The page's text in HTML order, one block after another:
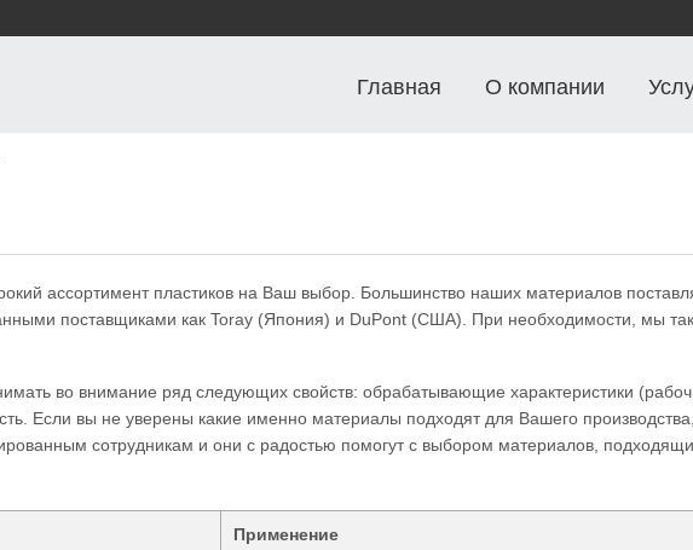
Главная О компании
ассортимент пластиков на Ваш выбор. Большинство наших материалов
поставщиками как Toray (Япония) и DuPont (США). При необходимости, мы
во внимание ряд следующих свойств: обрабатывающие характеристики
Если вы не уверены какие именно материалы подходят для Вашего производства,
сотрудникам и они с радостью помогут с выбором материалов,
Применение